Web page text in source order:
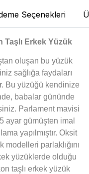
Seçenekleri
Taşlı Erkek Yüzük
oluşan bu yüzük
sağlığa faydaları
Bu yüzüğü kendinize
babalar gününde
Parlament mavisi
ayar gümüşten imal
yapılmıştır. Oksit
parlaklığını
yüzüklerde olduğu
taşlı erkek yüzük